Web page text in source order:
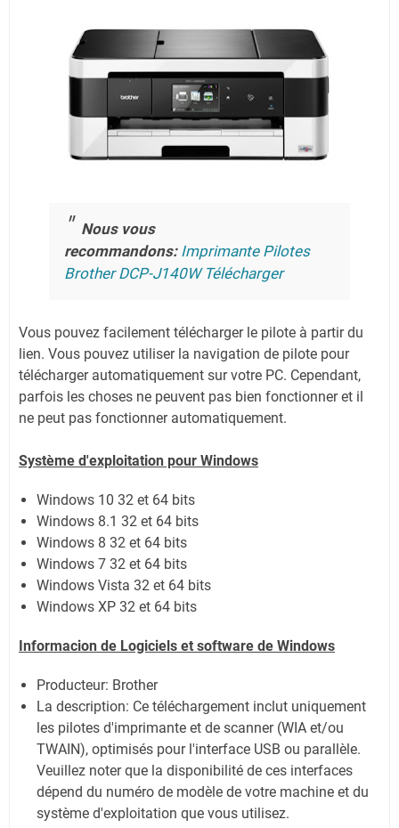
Nous vous
recommandons: Imprimante Pilotes
Brother DCP-J140W Télécharger
Vous pouvez facilement télécharger le pilote à partir du
lien. Vous pouvez utiliser la navigation de pilote pour
télécharger automatiquement sur votre PC. Cependant,
parfois les choses ne peuvent pas bien fonctionner et il
ne peut pas fonctionner automatiquement.
Système d'exploitation pour Windows
Windows 10 32 et 64 bits
Windows 8.1 32 et 64 bits
Windows 8 32 et 64 bits
Windows 7 32 et 64 bits
Windows Vista 32 et 64 bits
Windows XP 32 et 64 bits
Informacion de Logiciels et software de Windows
Producteur: Brother
La description: Ce téléchargement inclut uniquement
les pilotes d'imprimante et de scanner (WIA et/ou
TWAIN), optimisés pour l'interface USB ou parallèle.
Veuillez noter que la disponibilité de ces interfaces
dépend du numéro de modèle de votre machine et du
système d'exploitation que vous utilisez.